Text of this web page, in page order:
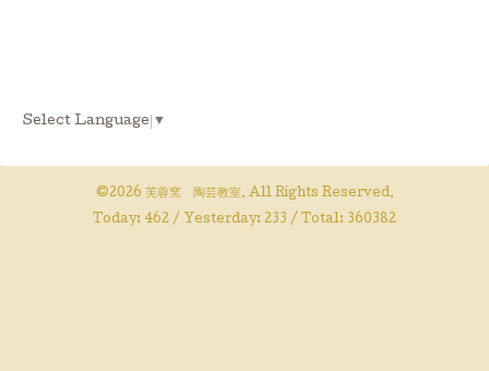
Select Language ▼
©2026 芙蓉窯 陶芸教室. All Rights Reserved.
Today: 462 / Yesterday: 233 / Total: 360382